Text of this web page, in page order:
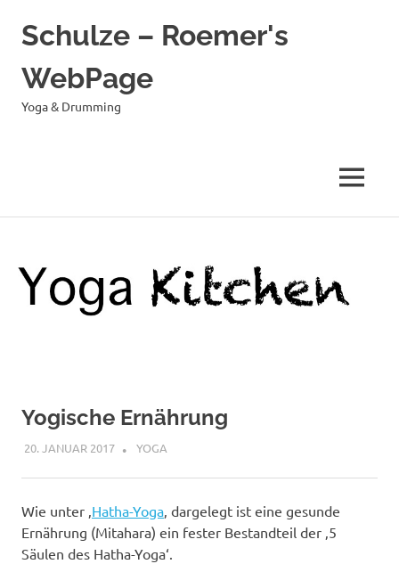
springen
Schulze – Roemer's
WebPage
Yoga & Drumming
MENÜ
Yogische Ernährung
20. JANUAR 2017 YOGIBAER
YOGA
Wie unter ‚Hatha-Yoga‚ dargelegt ist eine gesunde
Ernährung (Mitahara) ein fester Bestandteil der ‚5
Säulen des Hatha-Yoga‘.